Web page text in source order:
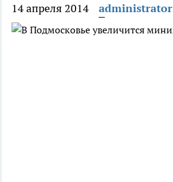
14 апреля 2014 administrator